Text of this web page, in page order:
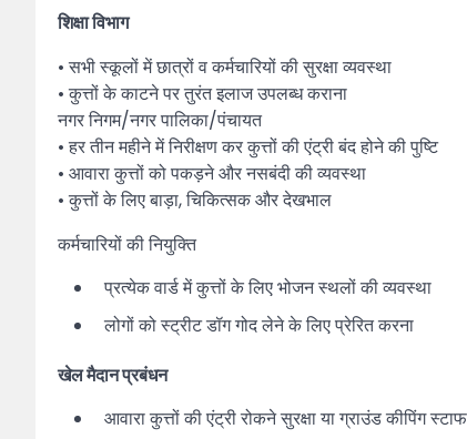
शिक्षा विभाग
• सभी स्कूलों में छात्रों व कर्मचारियों की सुरक्षा व्यवस्था
• कुत्तों के काटने पर तुरंत इलाज उपलब्ध कराना
नगर निगम/नगर पालिका/पंचायत
• हर तीन महीने में निरीक्षण कर कुत्तों की एंट्री बंद होने की पुष्टि
• आवारा कुत्तों को पकड़ने और नसबंदी की व्यवस्था
• कुत्तों के लिए बाड़ा, चिकित्सक और देखभाल
कर्मचारियों की नियुक्ति
प्रत्येक वार्ड में कुत्तों के लिए भोजन स्थलों की व्यवस्था
लोगों को स्ट्रीट डॉग गोद लेने के लिए प्रेरित करना
खेल मैदान प्रबंधन
आवारा कुत्तों की एंट्री रोकने सुरक्षा या ग्राउंड कीपिंग